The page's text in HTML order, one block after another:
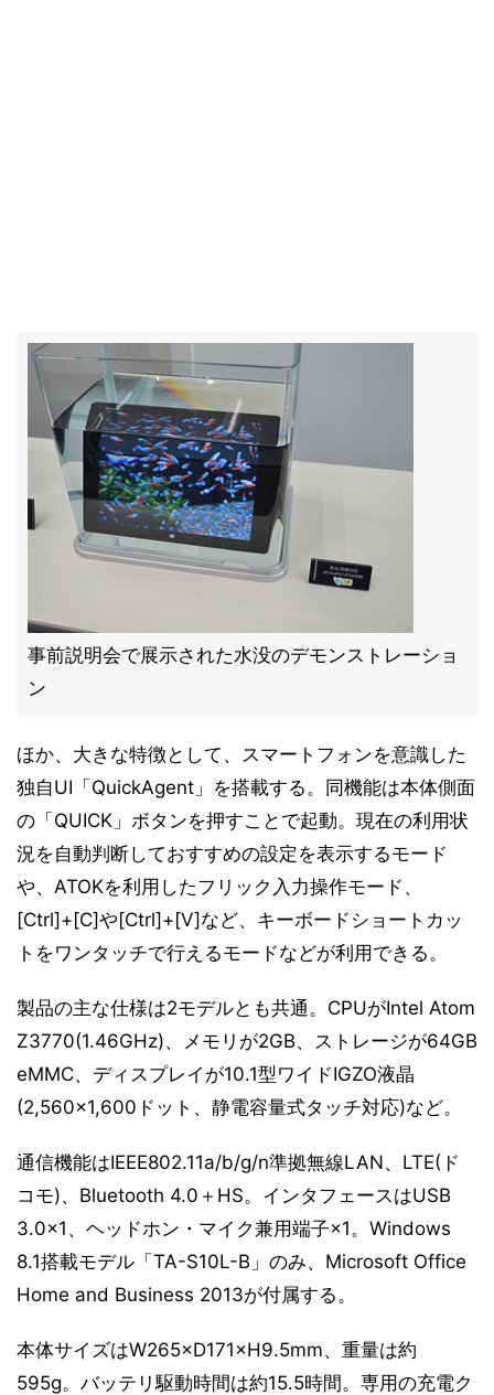
事前説明会で展示された水没のデモンストレーショ
ン
ほか、大きな特徴として、スマートフォンを意識した
独自UI「QuickAgent」を搭載する。同機能は本体側面
の「QUICK」ボタンを押すことで起動。現在の利用状
況を自動判断しておすすめの設定を表示するモード
や、ATOKを利用したフリック入力操作モード、
[Ctrl]+[C]や[Ctrl]+[V]など、キーボードショートカッ
トをワンタッチで行えるモードなどが利用できる。
製品の主な仕様は2モデルとも共通。CPUがIntel Atom
Z3770(1.46GHz)、メモリが2GB、ストレージが64GB
eMMC、ディスプレイが10.1型ワイドIGZO液晶
(2,560×1,600ドット、静電容量式タッチ対応)など。
通信機能はIEEE802.11a/b/g/n準拠無線LAN、LTE(ド
コモ)、Bluetooth 4.0＋HS。インタフェースはUSB
3.0×1、ヘッドホン・マイク兼用端子×1。Windows
8.1搭載モデル「TA-S10L-B」のみ、Microsoft Office
Home and Business 2013が付属する。
本体サイズはW265×D171×H9.5mm、重量は約
595g。バッテリ駆動時間は約15.5時間。専用の充電ク